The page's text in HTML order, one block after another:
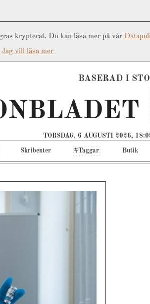
krypterat. Du kan läsa mer på vår
Jag vill läsa mer
BASERAD I
TORSDAG, 6 AUGUSTI 2026,
Skribenter #Taggar Butik